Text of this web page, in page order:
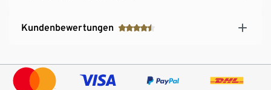
Kundenbewertungen